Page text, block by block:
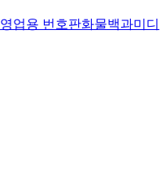
영업용 번호판화물백과미디